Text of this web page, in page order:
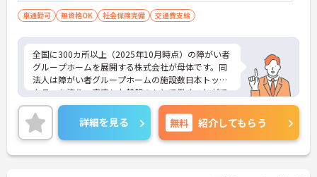
者研修修了 3.普通自動車運転免許(AT限定
車通勤可 無資格OK 社会保険完備 交通費支給
全国に300カ所以上（2025年10月時点）の障がい者
グループホームを展開する株式会社が母体です。同
法人は障がい者グループホームの施設数日本トップ
クラスを誇り、安定した基盤のもとで働くことがで
きます。 週2日～、勤務時間は調整可能、平日のみ
の勤務もご相談いただけます。子育て中の方も多数
活躍されているなど、ライフスタイルに合わせた柔
軟な働き方が実現できる環境です。20代から60代ま
で幅広い年代のスタッフが在籍しており、風通しの
詳細を見る 無料 紹介してもらう